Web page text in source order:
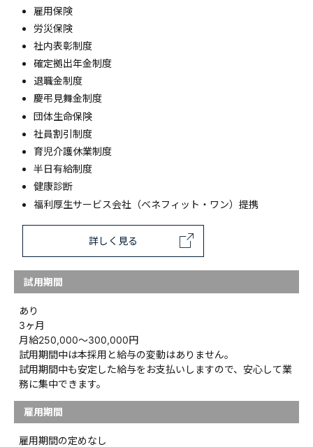
雇用保険
労災保険
社内表彰制度
確定拠出年金制度
退職金制度
慶弔見舞金制度
団体生命保険
社員割引制度
育児介護休業制度
半日有給制度
健康診断
福利厚生サービス会社（ベネフィット・ワン）提携
詳しく見る
試用期間
あり
3ヶ月
月給250,000〜300,000円
試用期間中は本採用と給与の変動はありません。
試用期間中も安定した給与をお支払いしますので、安心して業
務に集中できます。
雇用期間
雇用期間の定めなし